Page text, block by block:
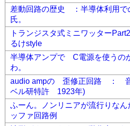
差動回路の歴史 ：半導体利用で
氏。
トランジスタ式ミニワッター
るけstyle
半導体アンプで C電源を使うの
わ。
audio ampの 歪修正回路 ： 音
ベル研特許 1923年)
ふーん。ノンリニアが流行りな
ッファ回路例